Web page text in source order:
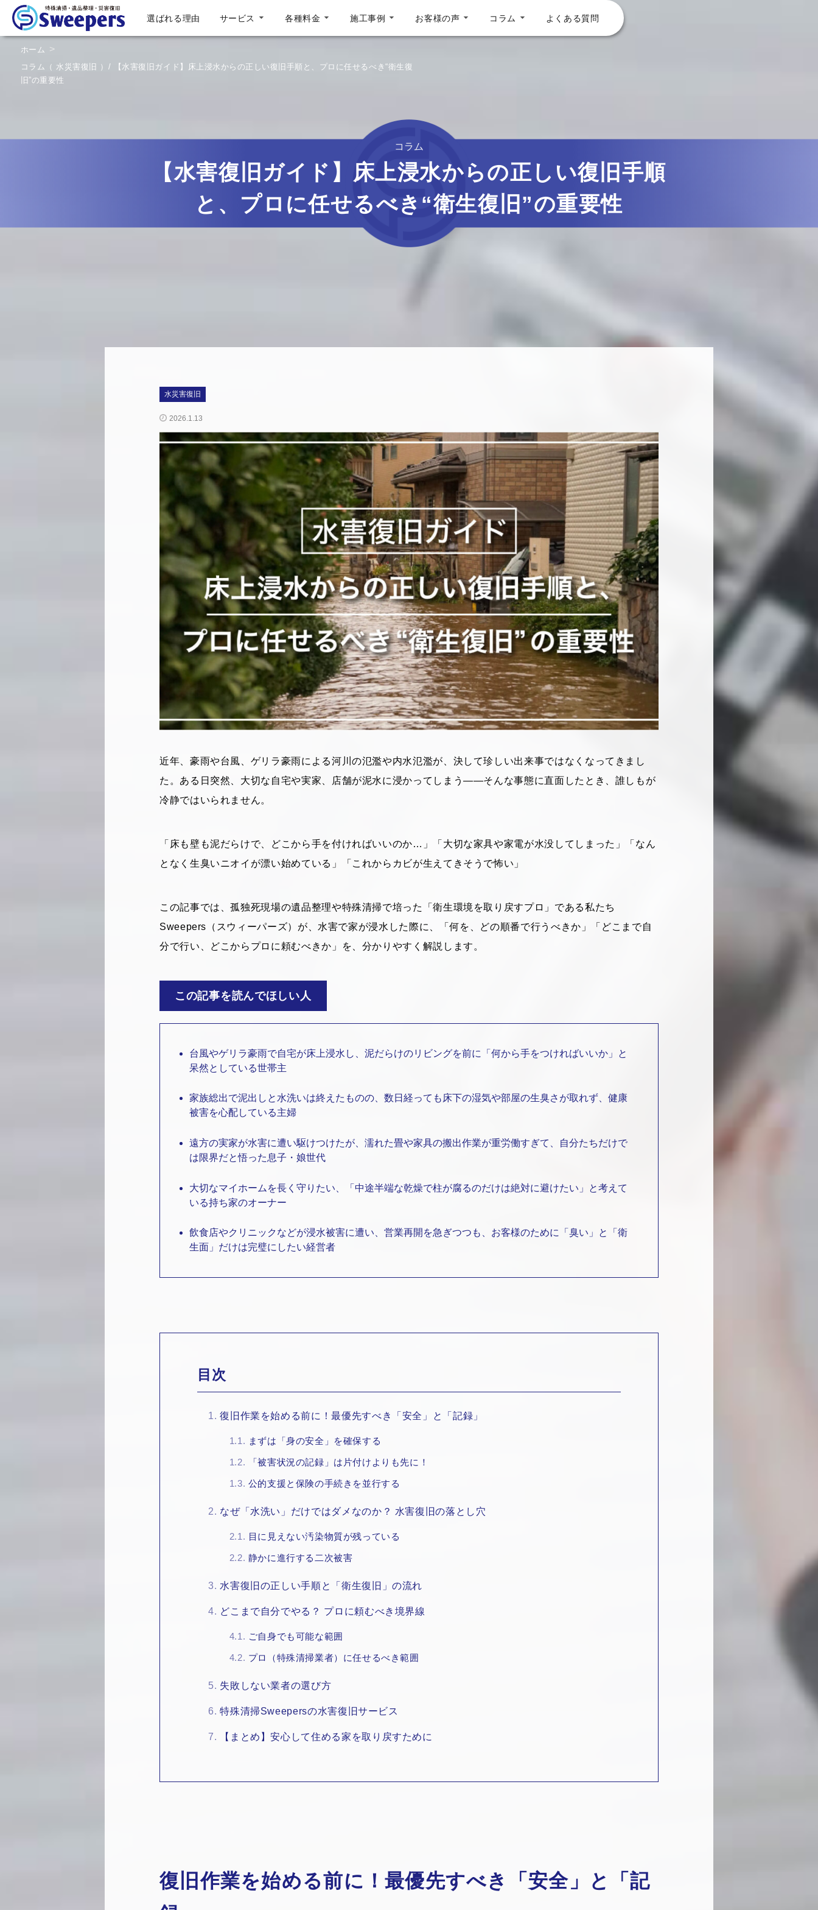
選ばれる理由 サービス ▼ 各種料金 ▼ 施工事例 ▼ お客様の声 ▼ コラム ▼ よくある質問
ホーム
コラム（ 水災害復旧 ）/ 【水害復旧ガイド】床上浸水からの正しい復旧手順と、プロに任せるべき“衛生復
旧”の重要性
コラム
【水害復旧ガイド】床上浸水からの正しい復旧手順
と、プロに任せるべき“衛生復旧”の重要性
水災害復旧
2026.1.13
近年、豪雨や台風、ゲリラ豪雨による河川の氾濫や内水氾濫が、決して珍しい出来事ではなくなってきまし
た。ある日突然、大切な自宅や実家、店舗が泥水に浸かってしまう――そんな事態に直面したとき、誰しもが
冷静ではいられません。
「床も壁も泥だらけで、どこから手を付ければいいのか…」「大切な家具や家電が水没してしまった」「なん
となく生臭いニオイが漂い始めている」「これからカビが生えてきそうで怖い」
この記事では、孤独死現場の遺品整理や特殊清掃で培った「衛生環境を取り戻すプロ」である私たち
Sweepers（スウィーパーズ）が、水害で家が浸水した際に、「何を、どの順番で行うべきか」「どこまで自
分で行い、どこからプロに頼むべきか」を、分かりやすく解説します。
この記事を読んでほしい人
台風やゲリラ豪雨で自宅が床上浸水し、泥だらけのリビングを前に「何から手をつければいいか」と
呆然としている世帯主
家族総出で泥出しと水洗いは終えたものの、数日経っても床下の湿気や部屋の生臭さが取れず、健康
被害を心配している主婦
遠方の実家が水害に遭い駆けつけたが、濡れた畳や家具の搬出作業が重労働すぎて、自分たちだけで
は限界だと悟った息子・娘世代
大切なマイホームを長く守りたい、「中途半端な乾燥で柱が腐るのだけは絶対に避けたい」と考えて
いる持ち家のオーナー
飲食店やクリニックなどが浸水被害に遭い、営業再開を急ぎつつも、お客様のために「臭い」と「衛
生面」だけは完璧にしたい経営者
目次
1. 復旧作業を始める前に！最優先すべき「安全」と「記録」
1.1. まずは「身の安全」を確保する
1.2. 「被害状況の記録」は片付けよりも先に！
1.3. 公的支援と保険の手続きを並行する
2. なぜ「水洗い」だけではダメなのか？ 水害復旧の落とし穴
2.1. 目に見えない汚染物質が残っている
2.2. 静かに進行する二次被害
3. 水害復旧の正しい手順と「衛生復旧」の流れ
4. どこまで自分でやる？ プロに頼むべき境界線
4.1. ご自身でも可能な範囲
4.2. プロ（特殊清掃業者）に任せるべき範囲
5. 失敗しない業者の選び方
6. 特殊清掃Sweepersの水害復旧サービス
7. 【まとめ】安心して住める家を取り戻すために
復旧作業を始める前に！最優先すべき「安全」と「記